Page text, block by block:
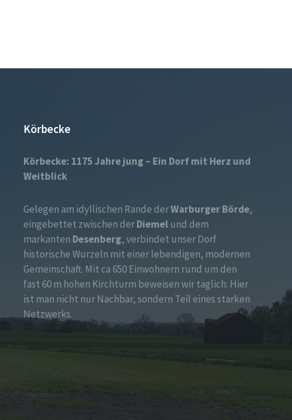
Körbecke
Körbecke: 1175 Jahre jung – Ein Dorf mit Herz und
Weitblick
Gelegen am idyllischen Rande derWarburger Börde,
eingebettet zwischen derDiemelund dem
markanten Desenberg, verbindet unser Dorf
historische Wurzeln mit einer lebendigen, modernen
Gemeinschaft. Mit ca 650 Einwohnern rund um den
fast 60 m hohen Kirchturm beweisen wir täglich: Hier
ist man nicht nur Nachbar, sondern Teil eines starken
Netzwerks.